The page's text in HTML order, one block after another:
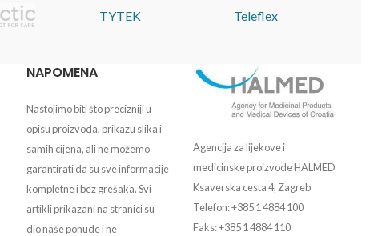
TYTEK Teleflex
NAPOMENA
Nastojimo biti što precizniji u
opisu proizvoda, prikazu slika i
samih cijena, ali ne možemo
garantirati da su sve informacije
kompletne i bez grešaka. Svi
artikli prikazani na stranici su
dio naše ponude i ne
Agencija za lijekove i
medicinske proizvode HALMED
Ksaverska cesta 4, Zagreb
Telefon: +385 1 4884 100
Faks: +385 1 4884 110